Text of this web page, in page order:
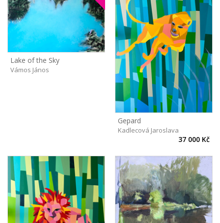
Lake of the Sky
Vámos János
Gepard
Kadlecová Jaroslava
37 000 Kč